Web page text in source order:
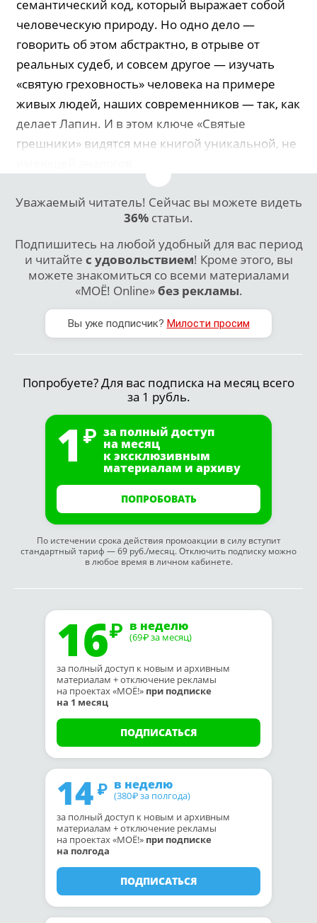
семантический код, который выражает собой
человеческую природу. Но одно дело —
говорить об этом абстракт­но, в отрыве от
реальных судеб, и совсем другое — изучать
«святую греховность» человека на примере
живых людей, наших современников — так, как
делает Лапин. И в этом ключе «Святые
грешники» видятся мне книгой уникальной, не
Уважаемый читатель! Сейчас вы можете видеть
36% статьи.
Подпишитесь на любой удобный для вас период
и читайте с удовольствием! Кроме этого, вы
можете знакомиться со всеми материалами
«МОЁ! Online»без рекламы.
Вы уже подписчик? Милости просим
Попробуете? Для вас подписка на месяц всего
за 1 рубль.
1 за полный доступ
на месяц
к эксклюзивным
материалам и архиву
ПОПРОБОВАТЬ
По истечении срока действия промоакции в силу вступит
стандартный тариф — 69 руб./месяц. Отключить подписку можно
в любое время в личном кабинете.
16 в неделю
(69₽ за месяц)
за полный доступ к новым и архивным
материалам + отключение рекламы
на проектах «МОЁ!» при подписке
на 1 месяц
ПОДПИСАТЬСЯ
14 в неделю
(380₽ за полгода)
за полный доступ к новым и архивным
материалам + отключение рекламы
на проектах «МОЁ!» при подписке
на полгода
ПОДПИСАТЬСЯ